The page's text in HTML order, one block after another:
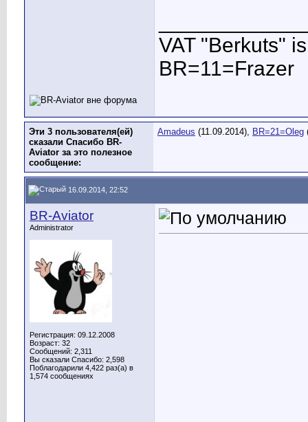
VAT "Berkuts"
BR=11=Frazer
Эти 3 пользователя(ей)
сказали Спасибо BR-
Aviator за это полезное
сообщение:
Amadeus (11.09.2014), BR=21=Oleg
16.09.2014, 22:52
BR-Aviator
Administrator
Регистрация: 09.12.2008
Возраст: 32
Сообщений: 2,311
Вы сказали Спасибо: 2,598
Поблагодарили 4,422 раз(а) в
1,574 сообщениях